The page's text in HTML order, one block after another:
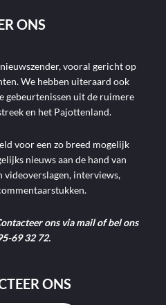
ONS
vooral gericht op
We hebben uiteraard ook
gebeurtenissen uit de ruimere
en het Pajottenland.
voor een zo breed mogelijk
nieuws aan de hand van
videoverslagen, interviews,
ons via mail of bel ons
69 32 72.
ONS